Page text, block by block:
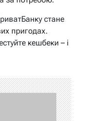
стане
пригодах.
кешбеки – і